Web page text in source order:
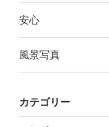
安心
風景写真
カテゴリー